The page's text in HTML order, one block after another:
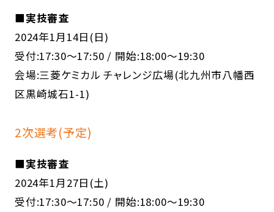
■実技審査
2024年1月14日(日)
受付:17:30～17:50 / 開始:18:00～19:30
会場:三菱ケミカル チャレンジ広場(北九州市八幡西
区黒崎城石1-1)
2次選考(予定)
■実技審査
2024年1月27日(土)
受付:17:30～17:50 / 開始:18:00～19:30